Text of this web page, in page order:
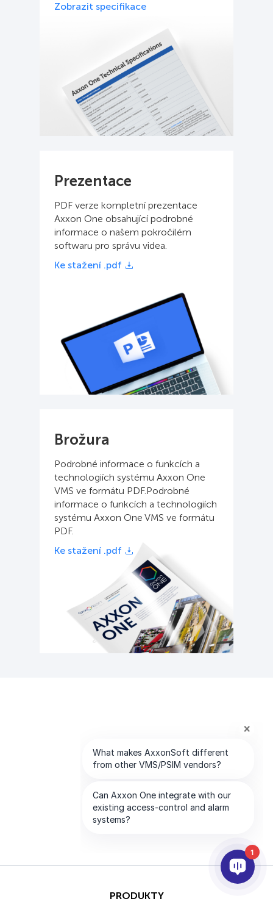
Zobrazit specifikace
Prezentace
PDF verze kompletní prezentace
Axxon One obsahující podrobné
informace o našem pokročilém
softwaru pro správu videa.
Ke stažení .pdf
Brožura
Podrobné informace o funkcích a
technologiích systému Axxon One
VMS ve formátu PDF.Podrobné
informace o funkcích a technologiích
systému Axxon One VMS ve formátu
PDF.
Ke stažení .pdf
PRODUKTY
1